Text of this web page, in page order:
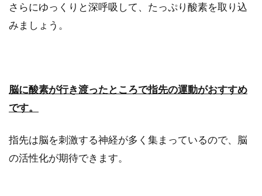
さらにゆっくりと深呼吸して、たっぷり酸素を取り込
みましょう。
脳に酸素が行き渡ったところで指先の運動がおすすめ
です。
指先は脳を刺激する神経が多く集まっているので、脳
の活性化が期待できます。